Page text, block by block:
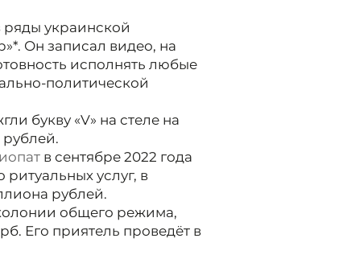
ряды украинской
Он записал видео, на
исполнять любые
политической
букву «V» на стеле на
рублей.
в сентябре 2022 года
услуг, в
рублей.
общего режима,
Его приятель проведёт в